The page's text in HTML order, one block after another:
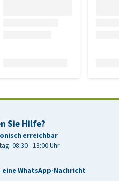
Sie Hilfe?
erreichbar
08:30 - 13:00 Uhr
eine WhatsApp-Nachricht